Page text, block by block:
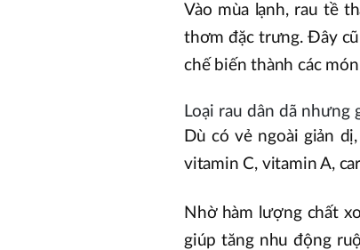
Vào mùa lạnh, rau tề
thơm đặc trưng. Đây
chế biến thành các
Loại rau dân dã nhưng
Dù có vẻ ngoài giản
vitamin C, vitamin A,
Nhờ hàm lượng chất
giúp tăng nhu động